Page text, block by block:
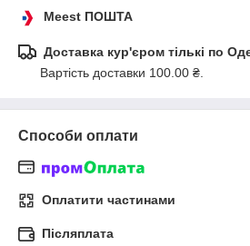
Meest ПОШТА
Доставка кур'єром тількі по
Вартість доставки 100.00 ₴.
Способи оплати
Оплатити частинами
Післяплата